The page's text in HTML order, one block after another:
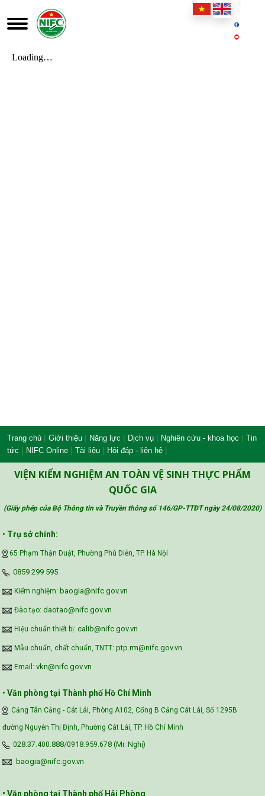
Trang chủ | Giới thiệu | Năng lực | Dịch vụ | Nghiên cứu - khoa học | Tin
tức | NIFC Online | Tài liệu | Hỏi đáp - liên hệ |
VIỆN KIỂM NGHIỆM AN TOÀN VỆ SINH THỰC PHẨM
QUỐC GIA
(Giấy phép của Bộ Thông tin và Truyền thông số 146/GP-TTĐT ngày 24/08/2020)
• Trụ sở chính:
65 Phạm Thận Duật, Phường Phú Diễn, TP. Hà Nội
‪0859 299 595‬
Kiểm nghiệm: baogia@nifc.gov.vn
Đào tạo: daotao@nifc.gov.vn
Hiệu chuẩn thiết bị: calib@nifc.gov.vn
Mẫu chuẩn, chất chuẩn, TNTT: ptp.rm@nifc.gov.vn
Email: vkn@nifc.gov.vn
• Văn phòng tại Thành phố Hồ Chí Minh
Cảng Tân Cảng - Cát Lái, Phòng A102, Cổng B Cảng Cát Lái, Số 1295B
đường Nguyễn Thị Định, Phường Cát Lái, TP. Hồ Chí Minh
028.37.400.888/0918.959.678 (Mr. Nghị)
baogia@nifc.gov.vn
• Văn phòng tại Thành phố Hải Phòng